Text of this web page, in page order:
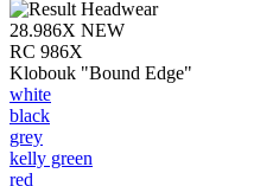
28.986X NEW
RC 986X
Klobouk "Bound Edge"
white
black
grey
kelly green
red